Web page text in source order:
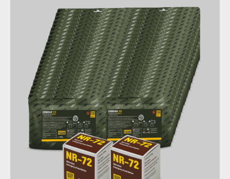
RAMPENVERKAUF % % %
SICHERSATT PREMIUM NOTVORRAT
Notvorrat-Pakete
Fertiggerichte
Komplettlösungen
NR-72
Ergänzungs-Pakete
Müsli Zutaten
Trinkwasser